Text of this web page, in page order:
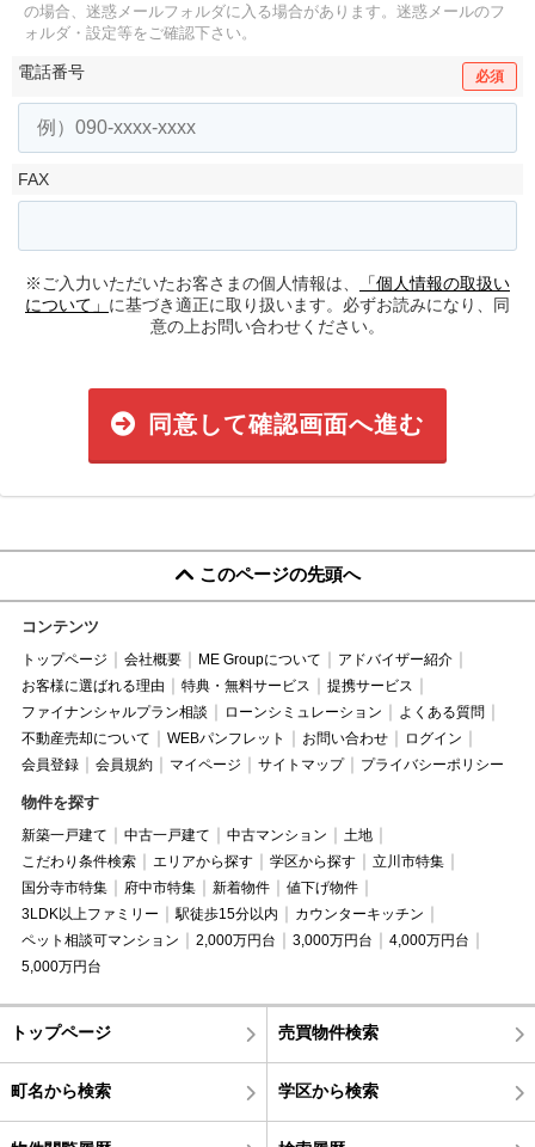
の場合、迷惑メールフォルダに入る場合があります。 迷惑メールのフ
ォルダ・設定等をご確認下さい。
電話番号 必須
FAX
※ご入力いただいたお客さまの個人情報は、
「個人情報の取扱い
について」 に基づき適正に取り扱います。必ずお読みになり、同
意の上お問い合わせください。
同意して確認画面へ進む
このページの先頭へ
コンテンツ
トップページ 会社概要 ME Groupについて
アドバイザー紹介
お客様に選ばれる理由
特典・無料サービス
提携サービス
ファイナンシャルプラン相談
ローンシミュレーション
よくある質問
不動産売却について
WEBパンフレット お問い合わせ
ログイン
会員登録
会員規約 マイページ サイトマップ プライバシーポリシー
物件を探す
新築一戸建て 中古一戸建て 中古マンション
土地
こだわり条件検索
エリアから探す 学区から探す
立川市特集
国分寺市特集
府中市特集 新着物件
値下げ物件
3LDK以上ファミリー
駅徒歩15分以内
カウンターキッチン
ペット相談可マンション
2,000万円台 3,000万円台
4,000万円台
5,000万円台
トップページ 売買物件検索
町名から検索 学区から検索